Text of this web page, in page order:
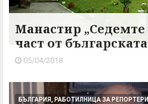
Манастир „Седемте
част от
05/04/2018
БЪЛГАРИЯ, РАБОТИЛНИЦА ЗА РЕПОРТЕРИ